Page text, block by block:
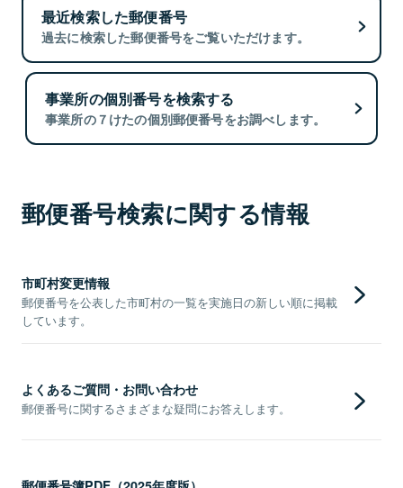
最近検索した郵便番号
過去に検索した郵便番号をご覧いただけます。
事業所の個別番号を検索する
事業所の７けたの個別郵便番号をお調べします。
郵便番号検索に関する情報
市町村変更情報
郵便番号を公表した市町村の一覧を実施日の新しい順に掲載
しています。
よくあるご質問・お問い合わせ
郵便番号に関するさまざまな疑問にお答えします。